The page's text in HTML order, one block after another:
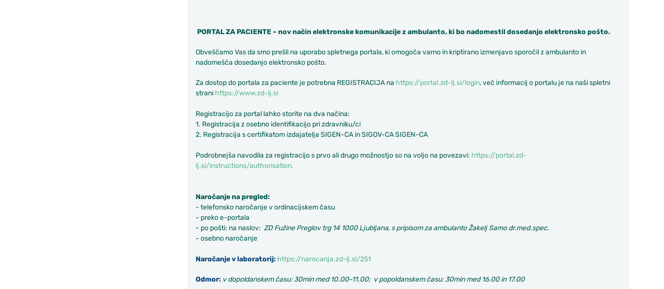
PORTAL ZA PACIENTE – nov način elektronske komunikacije z ambulanto, ki bo nadomestil dosedanjo elektronsko pošto.
Obveščamo Vas da smo prešli na uporabo spletnega portala, ki omogoča varno in kriptirano izmenjavo sporočil z ambulanto in
nadomešča dosedanjo elektronsko pošto.
Za dostop do portala za paciente je potrebna REGISTRACIJA na https://portal.zd-lj.si/login, več informacij o portalu je na naši spletni
strani https://www.zd-lj.si
Registracijo za portal lahko storite na dva načina:
1. Registracija z osebno identifikacijo pri zdravniku/ci
2. Registracija s certifikatom izdajatelja SIGEN-CA in SIGOV-CA SIGEN-CA
Podrobnejša navodila za registracijo s prvo ali drugo možnostjo so na voljo na povezavi: https://portal.zd-
lj.si/instructions/authorisation.
Naročanje na pregled:
- telefonsko naročanje v ordinacijskem času
- preko e-portala
- po pošti: na naslov: ZD Fužine Preglov trg 14 1000 Ljubljana, s pripisom za ambulanto Žakelj Samo dr.med.spec.
- osebno naročanje
Naročanje v laboratorij: https://narocanja.zd-lj.si/251
Odmor: v dopoldanskem času: 30min med 10.00-11.00; v popoldanskem času: 30min med 16.00 in 17.00